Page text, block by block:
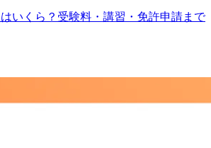
いくら？受験料・講習・免許申請まで